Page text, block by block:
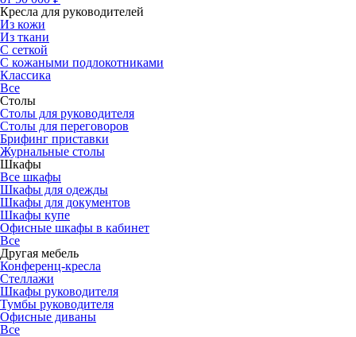
Кресла для руководителей
Из кожи
Из ткани
С сеткой
С кожаными подлокотниками
Классика
Все
Столы
Столы для руководителя
Столы для переговоров
Брифинг приставки
Журнальные столы
Шкафы
Все шкафы
Шкафы для одежды
Шкафы для документов
Шкафы купе
Офисные шкафы в кабинет
Все
Другая мебель
Конференц-кресла
Стеллажи
Шкафы руководителя
Тумбы руководителя
Офисные диваны
Все